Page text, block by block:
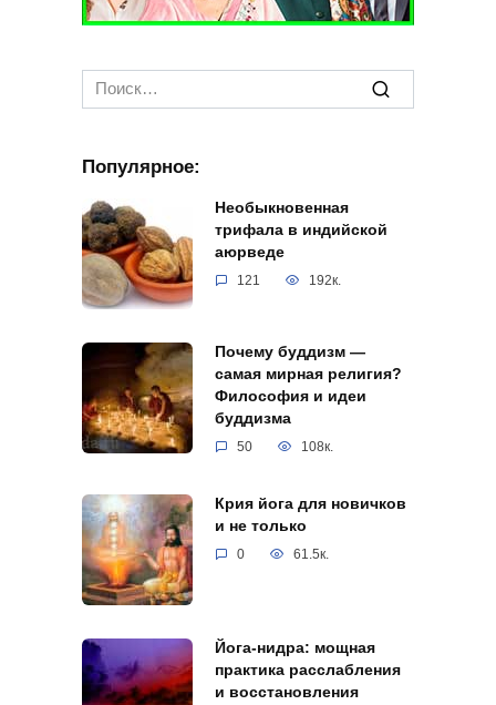
Search
for:
Популярное:
Необыкновенная
трифала в индийской
аюрведе
121 192к.
Почему буддизм —
самая мирная религия?
Философия и идеи
буддизма
50 108к.
Крия йога для новичков
и не только
0 61.5к.
Йога-нидра: мощная
практика расслабления
и восстановления